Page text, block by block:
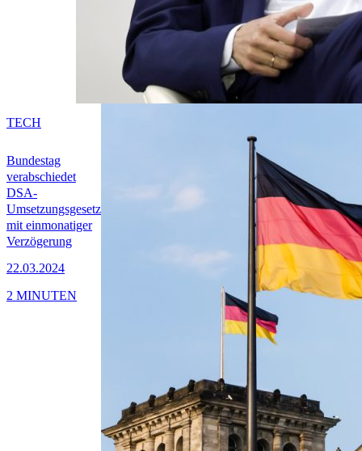
Bundestag
verabschiedet
DSA-
Umsetzungsgesetz
mit einmonatiger
Verzögerung
22.03.2024
TECH
2 MINUTEN